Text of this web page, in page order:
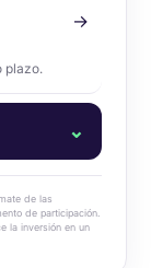
plazo.
→
⌄
de las
de participación.
la inversión en un